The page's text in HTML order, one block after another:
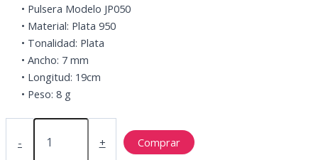
• Pulsera Modelo JP050
• Material: Plata 950
• Tonalidad: Plata
• Ancho: 7 mm
• Longitud: 19cm
• Peso: 8 g
-
MODELO
cantidad
+ Comprar